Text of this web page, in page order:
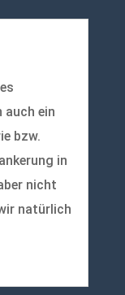
auch ein
bzw.
in
nicht
natürlich